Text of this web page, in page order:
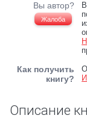
Вы автор?
Жалоба
Как получить
книгу?
Описание